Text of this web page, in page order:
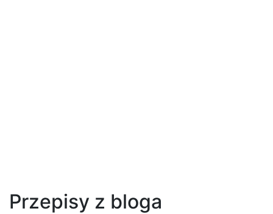
Przepisy z bloga